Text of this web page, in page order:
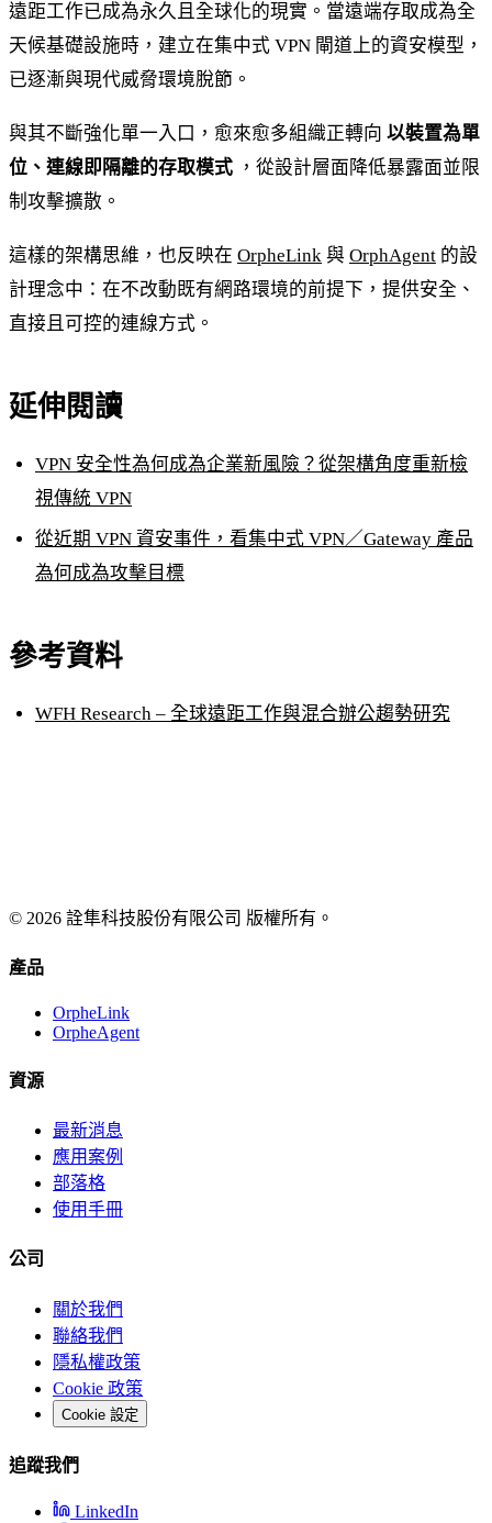
遠距工作已成為永久且全球化的現實。當遠端存取成為全
天候基礎設施時，建立在集中式 VPN 閘道上的資安模型，
已逐漸與現代威脅環境脫節。
與其不斷強化單一入口，愈來愈多組織正轉向 以裝置為單
位、連線即隔離的存取模式 ，從設計層面降低暴露面並限
制攻擊擴散。
這樣的架構思維，也反映在 OrpheLink 與 OrphAgent 的設
計理念中：在不改動既有網路環境的前提下，提供安全、
直接且可控的連線方式。
延伸閱讀
VPN 安全性為何成為企業新風險？從架構角度重新檢
視傳統 VPN
從近期 VPN 資安事件，看集中式 VPN／Gateway 產品
為何成為攻擊目標
參考資料
WFH Research – 全球遠距工作與混合辦公趨勢研究
© 2026 詮隼科技股份有限公司 版權所有。
產品
OrpheLink
OrpheAgent
資源
最新消息
應用案例
部落格
使用手冊
公司
關於我們
聯絡我們
隱私權政策
Cookie 政策
Cookie 設定
追蹤我們
LinkedIn